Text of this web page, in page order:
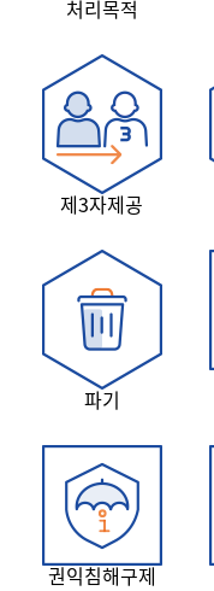
처리목적
제3자제공
파기
권익침해구제